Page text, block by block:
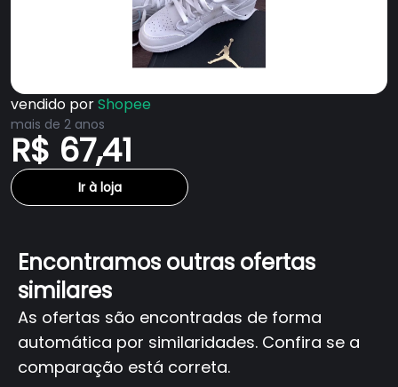
vendido porShopee
mais de 2 anos
R$ 67,41
Ir à loja
Encontramos outras ofertas
similares
As ofertas são encontradas de forma
automática por similaridades. Confira se a
comparação está correta.